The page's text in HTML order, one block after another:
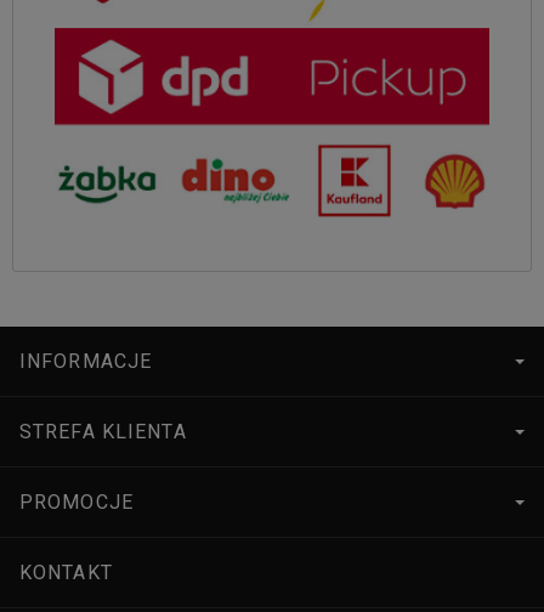
INFORMACJE
STREFA KLIENTA
PROMOCJE
KONTAKT